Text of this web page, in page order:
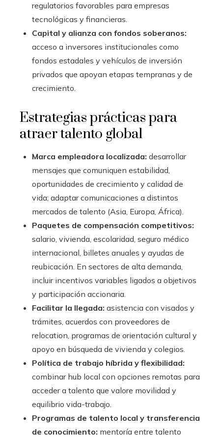
regulatorios favorables para empresas
tecnológicas y financieras.
Capital y alianza con fondos soberanos:
acceso a inversores institucionales como
fondos estadales y vehículos de inversión
privados que apoyan etapas tempranas y de
crecimiento.
Estrategias prácticas para
atraer talento global
Marca empleadora localizada: desarrollar
mensajes que comuniquen estabilidad,
oportunidades de crecimiento y calidad de
vida; adaptar comunicaciones a distintos
mercados de talento (Asia, Europa, África).
Paquetes de compensación competitivos:
salario, vivienda, escolaridad, seguro médico
internacional, billetes anuales y ayudas de
reubicación. En sectores de alta demanda,
incluir incentivos variables ligados a objetivos
y participación accionaria.
Facilitar la llegada: asistencia con visados y
trámites, acuerdos con proveedores de
relocation, programas de orientación cultural y
apoyo en búsqueda de vivienda y colegios.
Política de trabajo híbrida y flexibilidad:
combinar hub local con opciones remotas para
acceder a talento que valore movilidad y
equilibrio vida-trabajo.
Programas de talento local y transferencia
de conocimiento: mentoría entre talento